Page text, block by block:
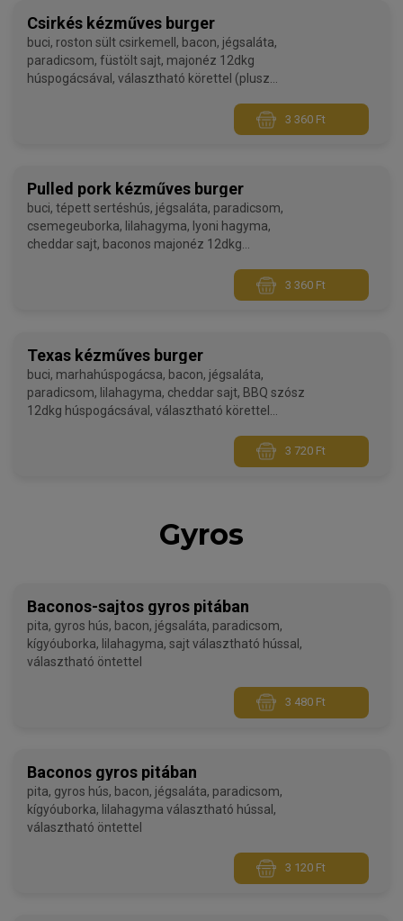
Csirkés kézműves burger
buci, roston sült csirkemell, bacon, jégsaláta,
paradicsom, füstölt sajt, majonéz 12dkg
húspogácsával, választható körettel (plusz
3 360 Ft
Pulled pork kézműves burger
buci, tépett sertéshús, jégsaláta, paradicsom,
csemegeuborka, lilahagyma, lyoni hagyma,
cheddar sajt, baconos majonéz 12dkg
3 360 Ft
Texas kézműves burger
buci, marhahúspogácsa, bacon, jégsaláta,
paradicsom, lilahagyma, cheddar sajt, BBQ szósz
12dkg húspogácsával, választható körettel
3 720 Ft
Gyros
Baconos-sajtos gyros pitában
pita, gyros hús, bacon, jégsaláta, paradicsom,
kígyóuborka, lilahagyma, sajt választható hússal,
választható öntettel
3 480 Ft
Baconos gyros pitában
pita, gyros hús, bacon, jégsaláta, paradicsom,
kígyóuborka, lilahagyma választható hússal,
választható öntettel
3 120 Ft